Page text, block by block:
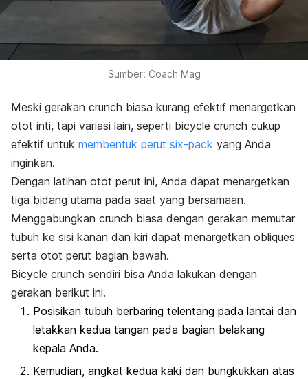
Sumber: Coach Mag
Meski gerakan crunch biasa kurang efektif menargetkan
otot inti, tapi variasi lain, seperti bicycle crunch cukup
efektif untuk membentuk perut six-pack yang Anda
inginkan.
Dengan latihan otot perut ini, Anda dapat menargetkan
tiga bidang utama pada saat yang bersamaan.
Menggabungkan crunch biasa dengan gerakan memutar
tubuh ke sisi kanan dan kiri dapat menargetkan obliques
serta otot perut bagian bawah.
Bicycle crunch sendiri bisa Anda lakukan dengan
gerakan berikut ini.
Posisikan tubuh berbaring telentang pada lantai dan
letakkan kedua tangan pada bagian belakang
kepala Anda.
Kemudian, angkat kedua kaki dan bungkukkan atas